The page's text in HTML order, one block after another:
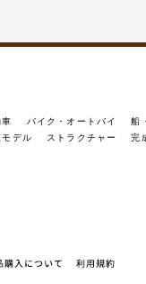
車 バイク・オートバイ 船
モデル
ストラクチャー 完